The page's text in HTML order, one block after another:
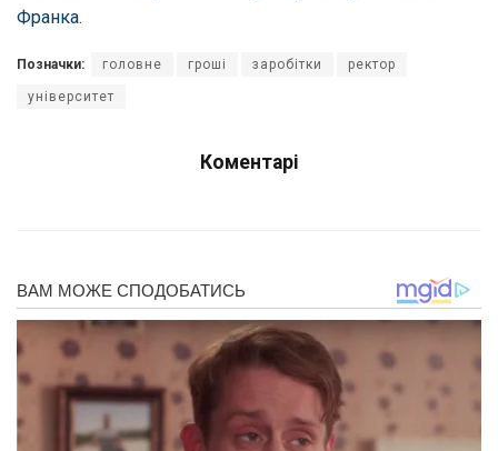
Франка.
Позначки: головне гроші заробітки ректор
університет
Коментарі